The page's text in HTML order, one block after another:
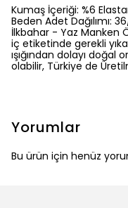
Kumaş İçeriği: %6
Beden Adet Dağılımı:
İlkbahar - Yaz Manken
iç etiketinde gerekli
ışığından dolayı
olabilir, Türkiye de
Yorumlar
Bu ürün için henüz